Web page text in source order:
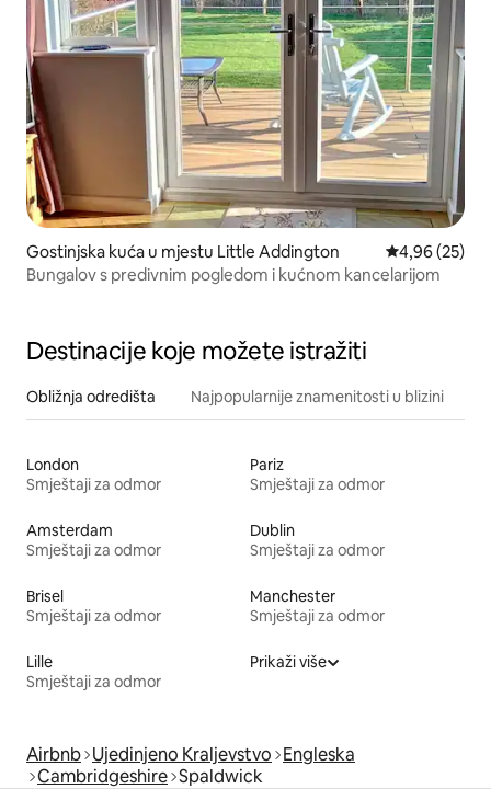
Gostinjska kuća u mjestu Little Addington Prosječna
4,96 (25)
Bungalov s predivnim pogledom i kućnom kancelarijom
Destinacije koje možete istražiti
Obližnja odredišta Najpopularnije znamenitosti u blizini
London
Smještaji za odmor
Pariz
Smještaji za odmor
Amsterdam
Smještaji za odmor
Dublin
Smještaji za odmor
Brisel
Smještaji za odmor
Manchester
Smještaji za odmor
Lille
Smještaji za odmor
Prikaži više
Airbnb Ujedinjeno Kraljevstvo Engleska
Cambridgeshire Spaldwick